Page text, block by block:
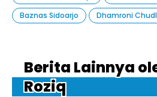
Baznas Sidoarjo
Dhamroni
Berita Lainnya
Roziq